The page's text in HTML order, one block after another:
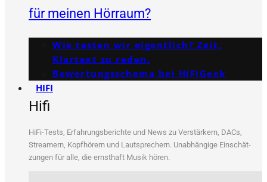
für meinen Hörraum?
Wie testen wir eigentlich? Zeit,
Klartext zu reden.
Bewertungs­schema bei HiFiGeek
HIFI
Hifi
HiFi-Tests, Erfah­rungs­be­rich­te und News zu Ver­stär­kern, DACs,
Strea­mern, Kopf­hö­rern und Laut­spre­chern. Unab­hän­gi­ge Ein­schät­
zun­gen für alle, die ernst­haft Musik hören.